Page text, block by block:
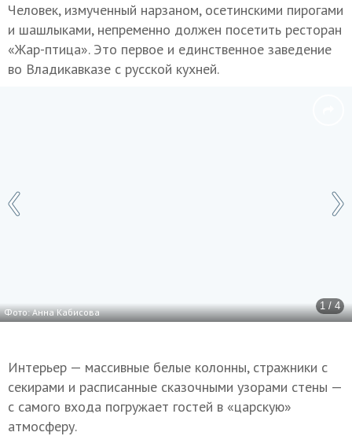
Человек, измученный нарзаном, осетинскими пирогами
и шашлыками, непременно должен посетить ресторан
«Жар-птица». Это первое и единственное заведение
во Владикавказе с русской кухней.
1 / 4
Фото: Анна Кабисова
Интерьер — массивные белые колонны, стражники с
секирами и расписанные сказочными узорами стены —
с самого входа погружает гостей в «царскую»
атмосферу.